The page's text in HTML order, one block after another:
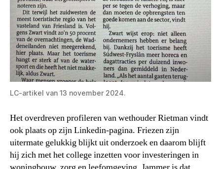
LC-artikel van 13 november 2024.
Het overdreven profileren van wethouder Rietman vindt
ook plaats op zijn Linkedin-pagina. Friezen zijn
uitermate gelukkig blijkt uit onderzoek en daarom blijft
hij zich met het college inzetten voor investeringen in